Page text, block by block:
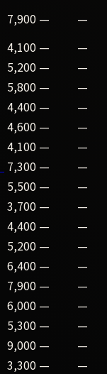
7,900 — —
4,100 — —
5,200 — —
5,800 — —
4,400 — —
4,600 — —
4,100 — —
7,300 — —
5,500 — —
3,700 — —
4,400 — —
5,200 — —
6,400 — —
7,900 — —
6,000 — —
5,300 — —
9,000 — —
3,300 — —